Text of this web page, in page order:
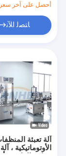
آلة تعبئة
آلة صنع
خزان تخزين
معدات مختبر
آلة تعبئة
أحصل على آخر سعر
ﺎﺘﺼﻟ ﺍﻶﻧ
آلة تعبئة
الأوتوماتيكية ،